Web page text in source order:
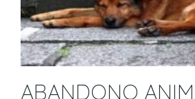
ABANDONO